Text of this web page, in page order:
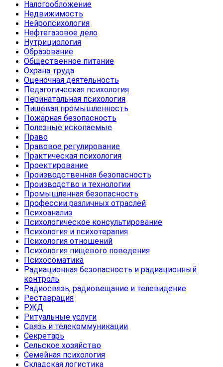
Налогообложение
Недвижимость
Нейропсихология
Нефтегазовое дело
Нутрициология
Образование
Общественное питание
Охрана труда
Оценочная деятельность
Педагогическая психология
Перинатальная психология
Пищевая промышленность
Пожарная безопасность
Полезные ископаемые
Право
Правовое регулирование
Практическая психология
Проектирование
Производственная безопасность
Производство и технологии
Промышленная безопасность
Профессии различных отраслей
Психоанализ
Психологическое консультирование
Психология и психотерапия
Психология отношений
Психология пищевого поведения
Психосоматика
Радиационная безопасность и радиационный
контроль
Радиосвязь, радиовещание и телевидение
Реставрация
РЖД
Ритуальные услуги
Связь и телекоммуникации
Секретарь
Сельское хозяйство
Семейная психология
Складская логистика